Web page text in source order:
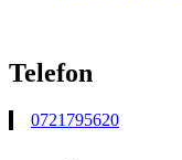
Telefon
0721795620